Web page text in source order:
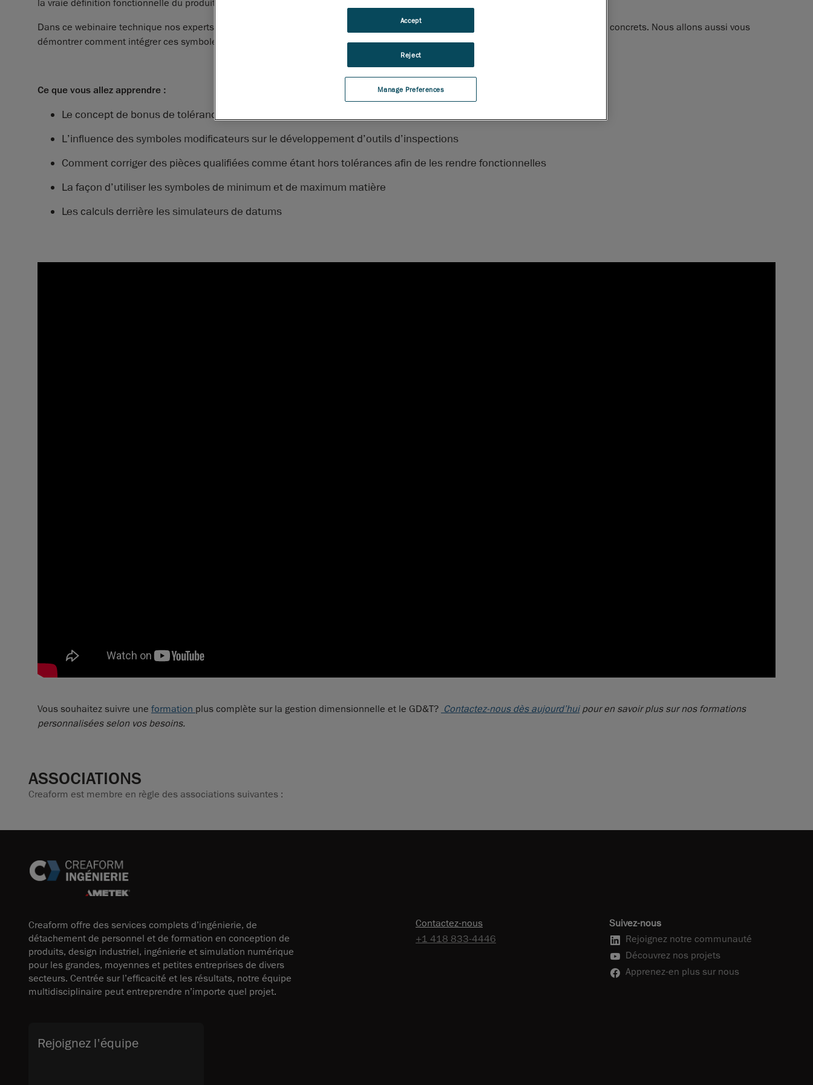
la vraie définition fonctionnelle du produit. Bien qu’universels, ces symboles sont bien souvent mal compris et sous-utilisés.
Dans ce webinaire technique nos experts vous présenteront comment tirer avantage des symboles modificateurs à l’aide d’exemples concrets. Nous allons aussi vous
démontrer comment intégrer ces symboles dans notre logiciel d’inspection VXinspect.
Ce que vous allez apprendre :
Le concept de bonus de tolérances
L’influence des symboles modificateurs sur le développement d’outils d’inspections
Comment corriger des pièces qualifiées comme étant hors tolérances afin de les rendre fonctionnelles
La façon d’utiliser les symboles de minimum et de maximum matière
Les calculs derrière les simulateurs de datums
Vous souhaitez suivre une formation plus complète sur la gestion dimensionnelle et le GD&T? Contactez-nous dès aujourd’huipour en savoir plus sur nos formations
personnalisées selon vos besoins.
ASSOCIATIONS
Creaform est membre en règle des associations suivantes :
Creaform offre des services complets d’ingénierie, de
détachement de personnel et de formation en conception de
produits, design industriel, ingénierie et simulation numérique
pour les grandes, moyennes et petites entreprises de divers
secteurs. Centrée sur l’efficacité et les résultats, notre équipe
multidisciplinaire peut entreprendre n’importe quel projet.
Contactez-nous
+1 418 833-4446
Suivez-nous
Rejoignez notre communauté
Découvrez nos projets
Apprenez-en plus sur nous
Rejoignez l'équipe
Manage Preferences
Reject
Accept